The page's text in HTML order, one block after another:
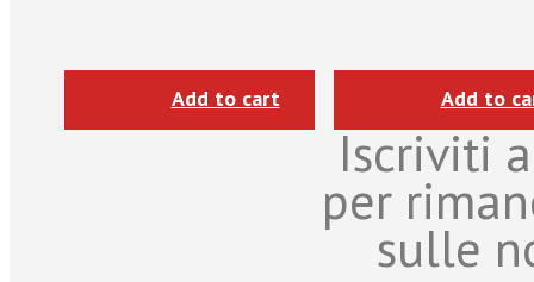
Add to cart Add to
Iscriviti
per
sulle